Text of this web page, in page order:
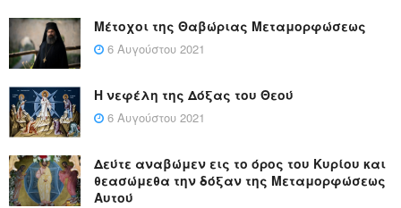
Μέτοχοι της Θαβώριας Μεταμορφώσεως
6 Αυγούστου 2021
Η νεφέλη της Δόξας του Θεού
6 Αυγούστου 2021
Δεύτε αναβώμεν εις το όρος του Κυρίου και
θεασώμεθα την δόξαν της Μεταμορφώσεως
Αυτού